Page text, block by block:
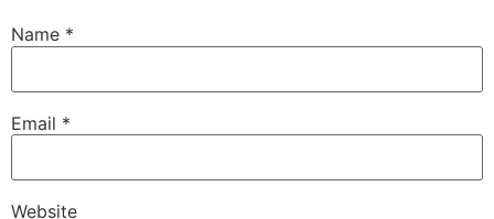
Name *
Email *
Website